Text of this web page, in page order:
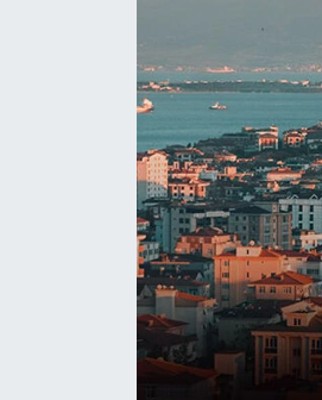
MAGAZİN
POLİTİKA
SAĞLIK
Siyaset